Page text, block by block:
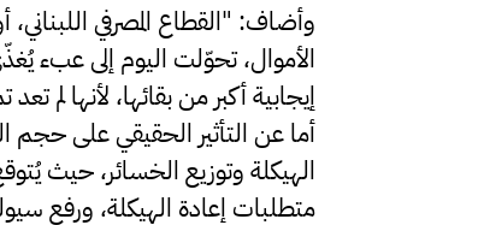
وأضاف: "القطاع المصرفي
الأموال، تحوّلت اليوم إلى عبء
إيجابية أكبر من بقائها، لأنها
أما عن التأثير الحقيقي على حجم
الهيكلة وتوزيع الخسائر، حيث
متطلبات إعادة الهيكلة، ورفع